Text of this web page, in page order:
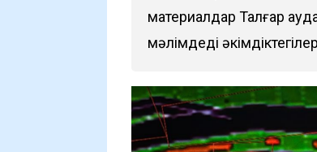
материалдар Талғар
мәлімдеді